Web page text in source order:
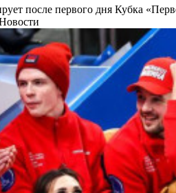
после первого дня Кубка